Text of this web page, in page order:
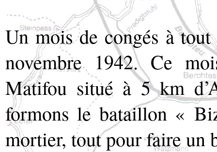
Un mois de congés à
novembre 1942. Ce
Matifou situé à 5 km
formons le bataillon «
mortier, tout pour faire